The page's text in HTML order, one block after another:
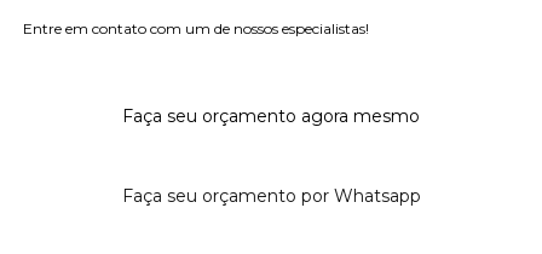
Entre em contato com um de nossos especialistas!
Faça seu orçamento agora mesmo
Faça seu orçamento por Whatsapp